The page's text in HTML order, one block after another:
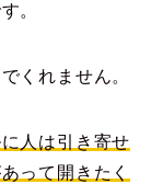
。
くれません。
人は引き寄せ
って開きたく